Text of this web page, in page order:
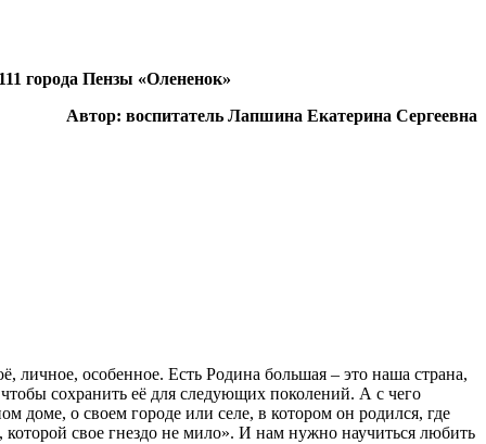
города Пензы «Олененок»
Автор: воспитатель Лапшина Екатерина Сергеевна
личное, особенное. Есть Родина большая – это наша страна,
сохранить её для следующих поколений. А с чего
доме, о своем городе или селе, в котором он родился, где
свое гнездо не мило». И нам нужно научиться любить